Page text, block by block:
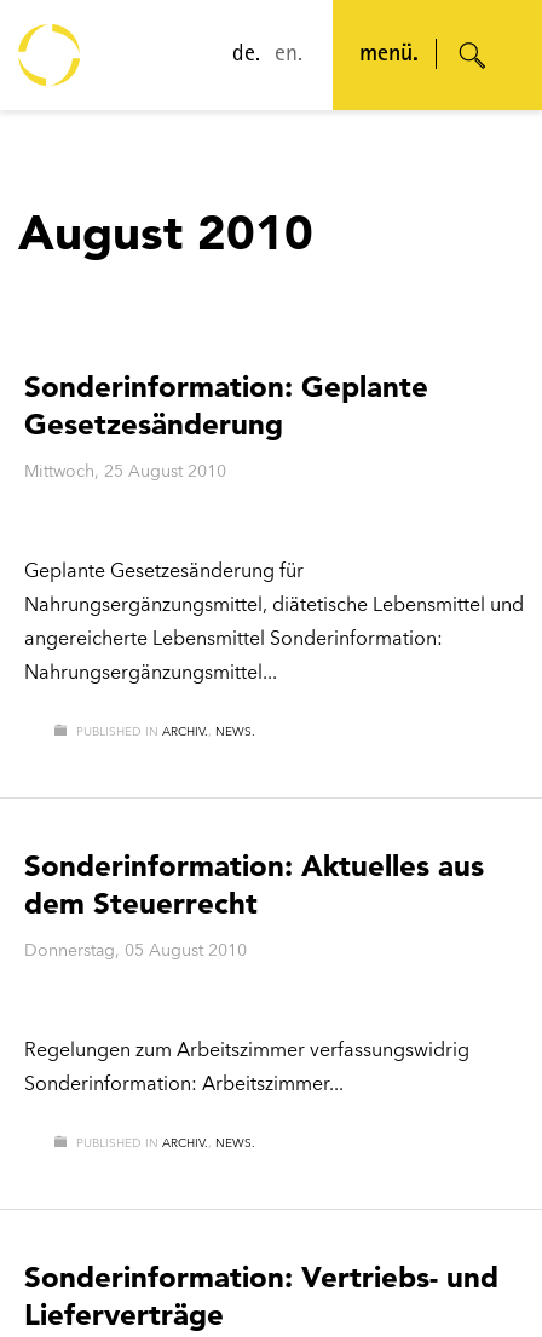
de. en. menü.
August 2010
Sonderinformation: Geplante
Gesetzesänderung
Mittwoch, 25 August 2010
Geplante Gesetzesänderung für
Nahrungsergänzungsmittel, diätetische Lebensmittel und
angereicherte Lebensmittel Sonderinformation:
Nahrungsergänzungsmittel
PUBLISHED IN ARCHIV. , NEWS.
Sonderinformation: Aktuelles aus
dem Steuerrecht
Donnerstag, 05 August 2010
Regelungen zum Arbeitszimmer verfassungswidrig
Sonderinformation: Arbeitszimmer
PUBLISHED IN ARCHIV. , NEWS.
Sonderinformation: Vertriebs- und
Lieferverträge